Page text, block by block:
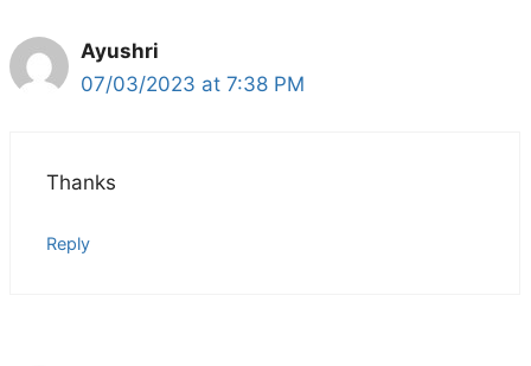
Ayushri
07/03/2023 at 7:38 PM
Thanks
Reply